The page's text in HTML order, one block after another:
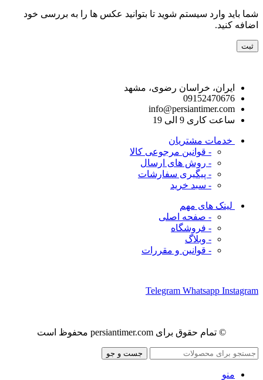
شما باید وارد سیستم شوید تا بتوانید عکس ها را به بررسی خود
اضافه کنید.
ایران، خراسان رضوی، مشهد
09152470676
info@persiantimer.com
ساعت کاری 9 الی 19
خدمات مشتریان
- قوانین مرجوعی کالا
- روش های ارسال
- پیگیری سفارشات
- سبد خرید
لینک های مهم
- صفحه اصلی
- فروشگاه
- وبلاگ
- قوانین و مقررات
Telegram Whatsapp Instagram
© تمام حقوق برای persiantimer.com محفوظ است
جست و جو
منو